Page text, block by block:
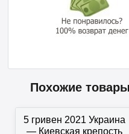
Похожие
5 гривен 2021 Украина
— Киевская крепость